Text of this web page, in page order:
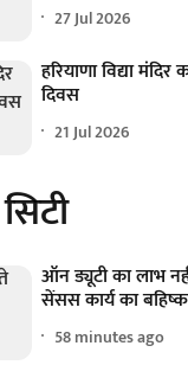
27 Jul 2026
हरियाणा विद्या
दिवस
21 Jul 2026
ऑन ड्यूटी का लाभ
सेंसस कार्य का
58 minutes ago